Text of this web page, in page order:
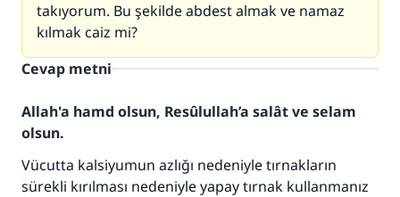
takıyorum. Bu şekilde abdest almak ve namaz
kılmak caiz mi?
Cevap metni
Allah'a hamd olsun, Resûlullah’a salât ve selam
olsun.
Vücutta kalsiyumun azlığı nedeniyle tırnakların
sürekli kırılması nedeniyle yapay tırnak kullanmanız